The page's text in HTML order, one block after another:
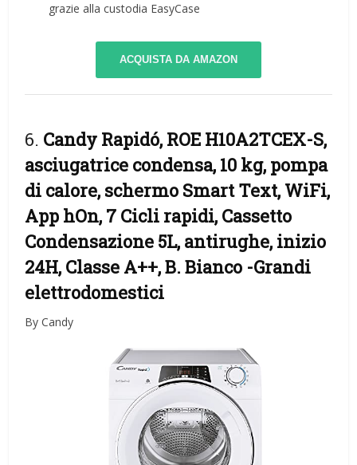
grazie alla custodia EasyCase
ACQUISTA DA AMAZON
6. Candy Rapidó, ROE H10A2TCEX-S,
asciugatrice condensa, 10 kg, pompa
di calore, schermo Smart Text, WiFi,
App hOn, 7 Cicli rapidi, Cassetto
Condensazione 5L, antirughe, inizio
24H, Classe A++, B. Bianco -Grandi
elettrodomestici
By Candy